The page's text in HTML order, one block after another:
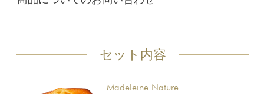
セット内容
Madeleine Nature